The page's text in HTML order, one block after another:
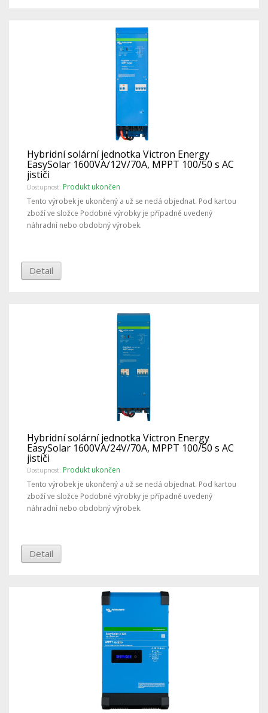
Hybridní solární jednotka Victron Energy
EasySolar 1600VA/12V/70A, MPPT 100/50 s AC
jističi
Dostupnost: Produkt ukončen
Tento výrobek je ukončený a už se nedá objednat. Pod kartou
zboží ve složce Podobné výrobky je případně uvedený
náhradní nebo obdobný výrobek.
Detail
Hybridní solární jednotka Victron Energy
EasySolar 1600VA/24V/70A, MPPT 100/50 s AC
jističi
Dostupnost: Produkt ukončen
Tento výrobek je ukončený a už se nedá objednat. Pod kartou
zboží ve složce Podobné výrobky je případně uvedený
náhradní nebo obdobný výrobek.
Detail